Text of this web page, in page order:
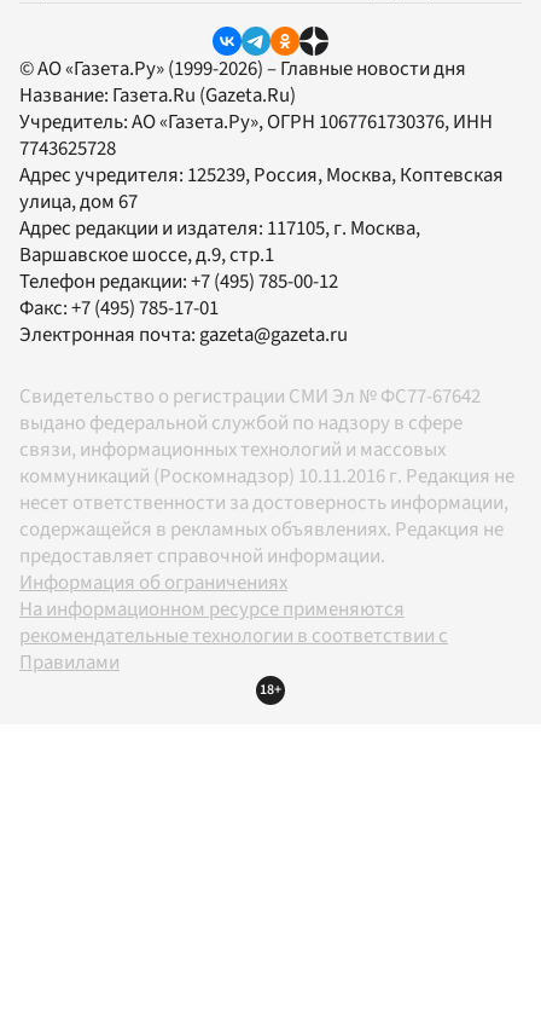
© АО «Газета.Ру» (1999-2026) – Главные новости дня
Название: Газета.Ru (Gazeta.Ru)
Учредитель:АО «Газета.Ру», ОГРН 1067761730376, ИНН
7743625728
Адрес учредителя: 125239, Россия, Москва, Коптевская
улица, дом 67
Адрес редакции и издателя: 117105, г. Москва,
Варшавское шоссе, д.9, стр.1
Телефон редакции:+7 (495) 785-00-12
Факс:+7 (495) 785-17-01
Электронная почта:gazeta@gazeta.ru
Свидетельство о регистрации СМИ Эл № ФС77-67642
выдано федеральной службой по надзору в сфере
связи, информационных технологий и массовых
коммуникаций (Роскомнадзор) 10.11.2016 г. Редакция не
несет ответственности за достоверность информации,
содержащейся в рекламных объявлениях. Редакция не
предоставляет справочной информации.
Информация об ограничениях
На информационном ресурсе применяются
рекомендательные технологии в соответствии с
Правилами
18+